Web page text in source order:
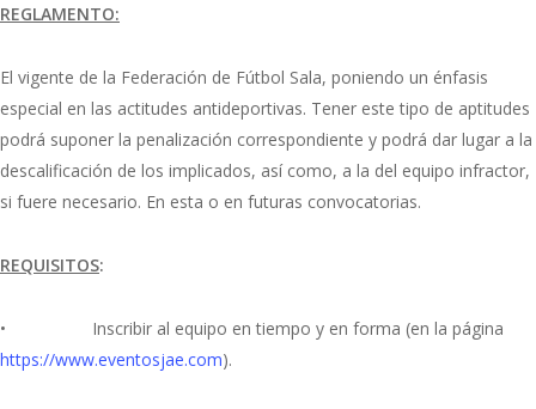
REGLAMENTO:
El vigente de la Federación de Fútbol Sala, poniendo un énfasis
especial en las actitudes antideportivas. Tener este tipo de aptitudes
podrá suponer la penalización correspondiente y podrá dar lugar a la
descalificación de los implicados, así como, a la del equipo infractor,
si fuere necesario. En esta o en futuras convocatorias.
REQUISITOS:
• Inscribir al equipo en tiempo y en forma (en la página
https://www.eventosjae.com).